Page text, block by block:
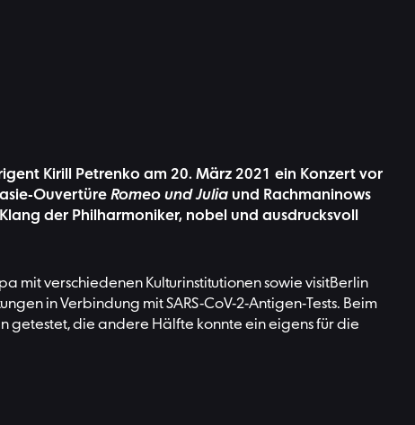
Kirill Petrenko am 20. März 2021 ein Konzert vor
Ouvertüre Romeo und Julia und Rachmaninows
der Philharmoniker, nobel und ausdrucksvoll
mit verschiedenen Kulturinstitutionen sowie visitBerlin
in Verbindung mit SARS-CoV-2-Antigen-Tests. Beim
getestet, die andere Hälfte konnte ein eigens für die